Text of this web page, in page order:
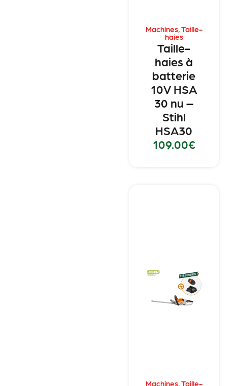
Machines,Taille-
haies
Taille-
haies à
batterie
10V HSA
30 nu –
Stihl
HSA30
109.00€
Machines,Taille-